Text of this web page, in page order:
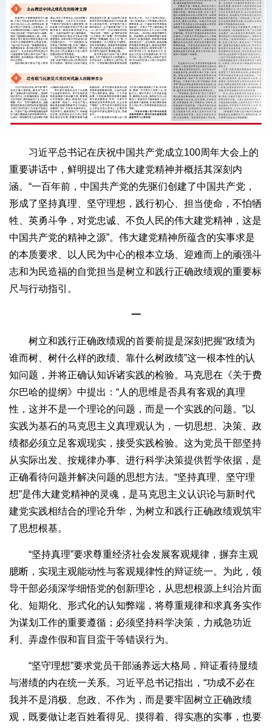
习近平总书记在庆祝中国共产党成立100周年大会上的
重要讲话中，鲜明提出了伟大建党精神并概括其深刻内
涵。“一百年前，中国共产党的先驱们创建了中国共产党，
形成了坚持真理、坚守理想，践行初心、担当使命，不怕牺
牲、英勇斗争，对党忠诚、不负人民的伟大建党精神，这是
中国共产党的精神之源”。伟大建党精神所蕴含的实事求是
的本质要求、以人民为中心的根本立场、迎难而上的顽强斗
志和为民造福的自觉担当是树立和践行正确政绩观的重要标
尺与行动指引。
一
树立和践行正确政绩观的首要前提是深刻把握“政绩为
谁而树、树什么样的政绩、靠什么树政绩”这一根本性的认
知问题，并将正确认知诉诸实践的检验。马克思在《关于费
尔巴哈的提纲》中提出：“人的思维是否具有客观的真理
性，这并不是一个理论的问题，而是一个实践的问题。”以
实践为基石的马克思主义真理观认为，一切思想、决策、政
绩都必须立足客观现实，接受实践检验。这为党员干部坚持
从实际出发、按规律办事、进行科学决策提供哲学依据，是
正确看待问题并解决问题的思想方法。“坚持真理、坚守理
想”是伟大建党精神的灵魂，是马克思主义认识论与新时代
建党实践相结合的理论升华，为树立和践行正确政绩观筑牢
了思想根基。
“坚持真理”要求尊重经济社会发展客观规律，摒弃主观
臆断，实现主观能动性与客观规律性的辩证统一。为此，领
导干部必须深学细悟党的创新理论，从思想根源上纠治片面
化、短期化、形式化的认知弊端，将尊重规律和求真务实作
为谋划工作的重要遵循；必须坚持科学决策，力戒急功近
利、弄虚作假和盲目蛮干等错误行为。
“坚守理想”要求党员干部涵养远大格局，辩证看待显绩
与潜绩的内在统一关系。习近平总书记指出，“功成不必在
我并不是消极、怠政、不作为，而是要牢固树立正确政绩
观，既要做让老百姓看得见、摸得着、得实惠的实事，也要